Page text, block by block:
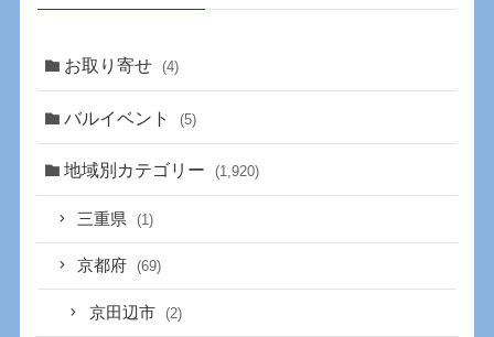
お取り寄せ (4)
バルイベント (5)
地域別カテゴリー (1,920)
三重県 (1)
京都府 (69)
京田辺市 (2)